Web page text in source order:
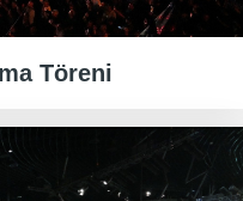
Töreni